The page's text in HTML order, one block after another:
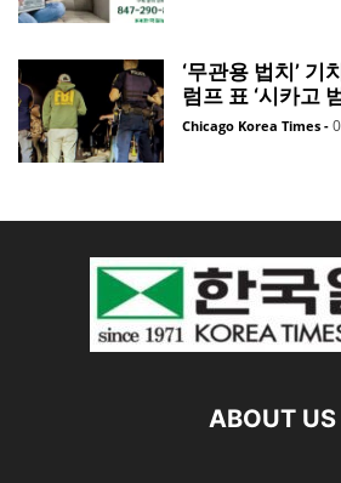
‘무관용 법치’
럼프 표 ‘시카고
Chicago Korea Times -
ABOUT US